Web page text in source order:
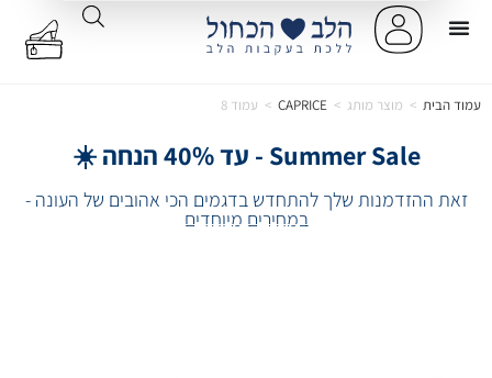
עמוד הבית > מוצר מותג >
CAPRICE
> עמוד 8
Summer Sale - עד 40% הנחה ☀️
זאת ההזדמנות שלך להתחדש בדגמים הכי אהובים של העונה -
במחירים מיוחדים